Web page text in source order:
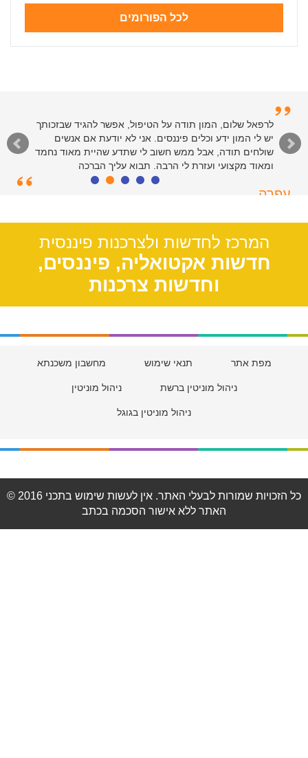
לכל הפורומים
לרפאל שלום, המון תודה על הטיפול, אפשר להגיד שבזכותך
יש לי המון ידע וכלים פיננסים. אני לא יודעת אם אנשים
שולחים תודה, אבל ממש חשוב לי שתדע שהיית מאוד נחמד
ומאוד מקצועי ועזרת לי הרבה. תבוא עליך הברכה
עפרה
המרכז לחדשות ולצרכנות פיננסית
חדשות אקטואליה, פיננסים,
וחדשות צרכנות
מפת אתר תנאי שימוש מחשבון משכנתא
ניהול מוניטין ברשת ניהול מוניטין
ניהול מוניטין בגוגל
© 2016 כל הזכויות שמורות לבעלי האתר. אין לעשות שימוש בתכני
האתר ללא אישור הסכמה בכתב